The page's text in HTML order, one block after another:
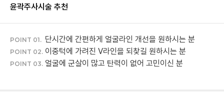
윤곽주사시술 추천
POINT 01. 단시간에 간편하게 얼굴라인 개선을 원하시는 분
POINT 02. 이중턱에 가려진 V라인을 되찾길 원하시는 분
POINT 03. 얼굴에 군살이 많고 탄력이 없어 고민이신 분